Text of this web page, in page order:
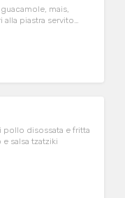
mais,
alla piastra servito
disossata e fritta
salsa tzatziki